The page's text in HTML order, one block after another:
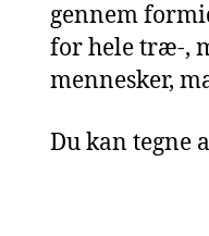
gennem
for hele træ-,
mennesker,
Du kan tegne